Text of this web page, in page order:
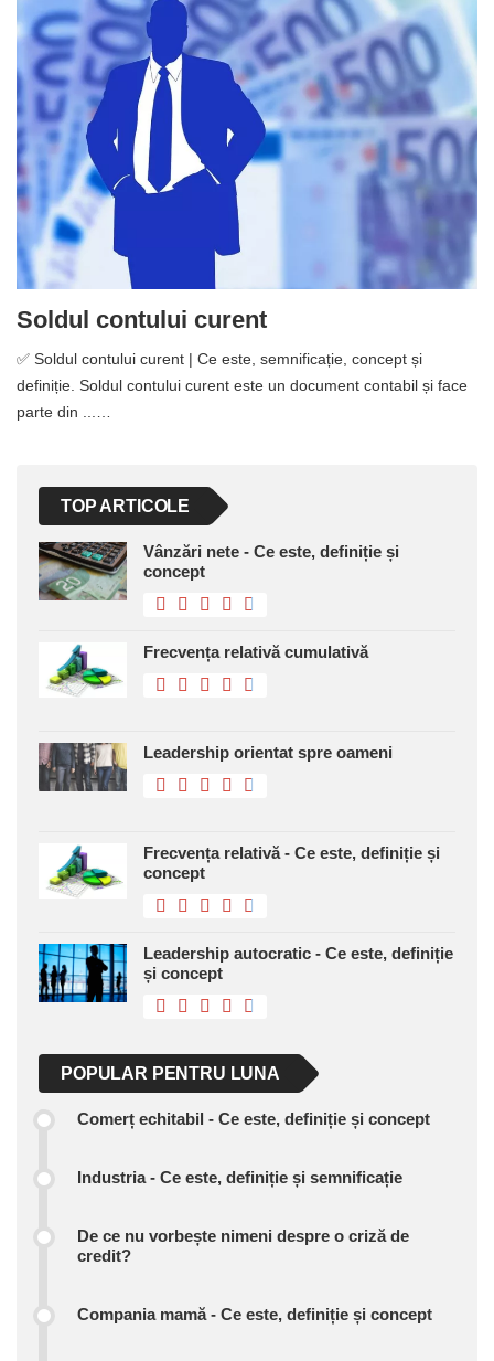
Soldul contului curent
✅ Soldul contului curent | Ce este, semnificație, concept și
definiție. Soldul contului curent este un document contabil și face
parte din ...…
TOP ARTICOLE
Vânzări nete - Ce este, definiție și
concept
Frecvența relativă cumulativă
Leadership orientat spre oameni
Frecvența relativă - Ce este, definiție și
concept
Leadership autocratic - Ce este, definiție
și concept
POPULAR PENTRU LUNA
Comerț echitabil - Ce este, definiție și concept
Industria - Ce este, definiție și semnificație
De ce nu vorbește nimeni despre o criză de
credit?
Compania mamă - Ce este, definiție și concept